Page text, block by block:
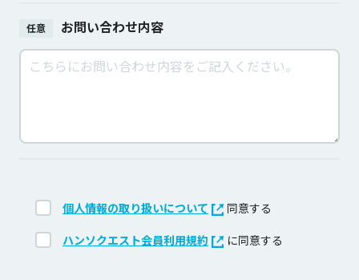
任意 お問い合わせ内容
個人情報の取り扱いについて 同意する
ハンソクエスト会員利用規約 に同意する